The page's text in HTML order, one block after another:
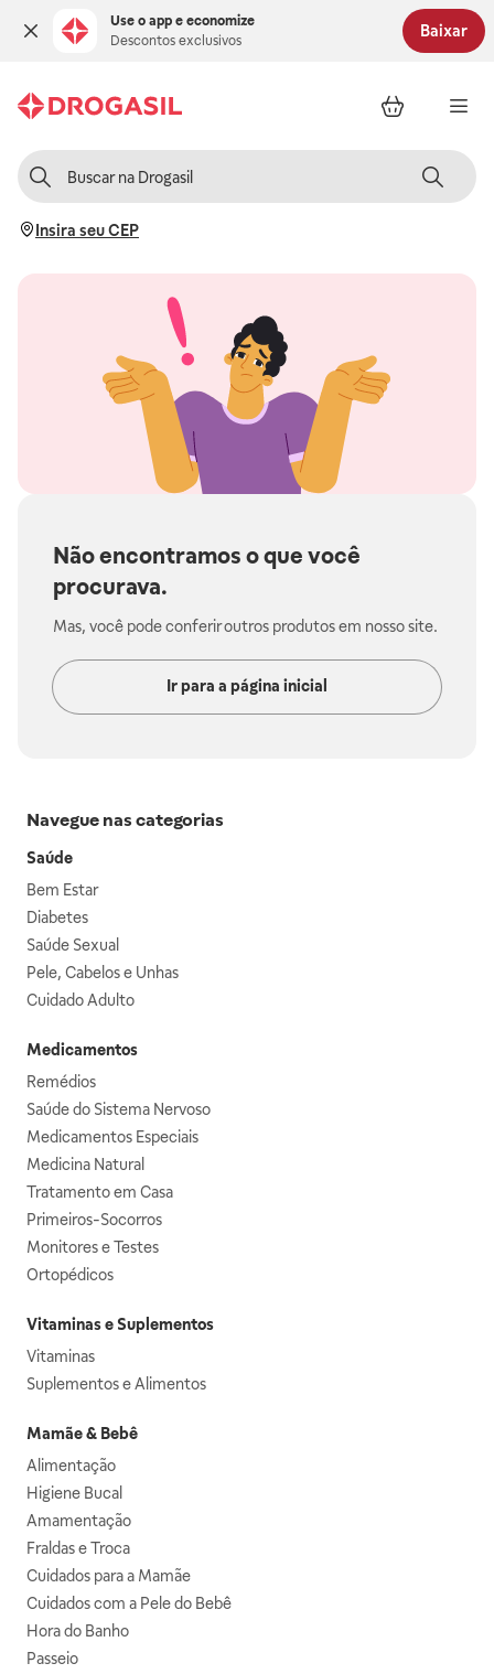
Use o app e economize
Descontos exclusivos
Baixar
Insira seu CEP
Não encontramos o que você
procurava.
Mas, você pode conferir outros produtos em nosso site.
Ir para a página inicial
Navegue nas categorias
Saúde
Bem Estar
Diabetes
Saúde Sexual
Pele, Cabelos e Unhas
Cuidado Adulto
Medicamentos
Remédios
Saúde do Sistema Nervoso
Medicamentos Especiais
Medicina Natural
Tratamento em Casa
Primeiros-Socorros
Monitores e Testes
Ortopédicos
Vitaminas e Suplementos
Vitaminas
Suplementos e Alimentos
Mamãe & Bebê
Alimentação
Higiene Bucal
Amamentação
Fraldas e Troca
Cuidados para a Mamãe
Cuidados com a Pele do Bebê
Hora do Banho
Passeio